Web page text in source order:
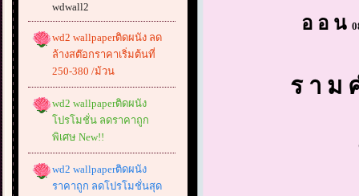
wdwall2
wd2 wallpaperติดผนัง ลด
ล้างสต๊อกราคาเริ่มต้นที่
250-380 /ม้วน
wd2 wallpaperติดผนัง
โปรโมชั่น ลดราคาถูก
พิเศษ New!!
wd2 wallpaperติดผนัง
ราคาถูก ลดโปรโมชั่นสุด
อ อ น
ร า ม